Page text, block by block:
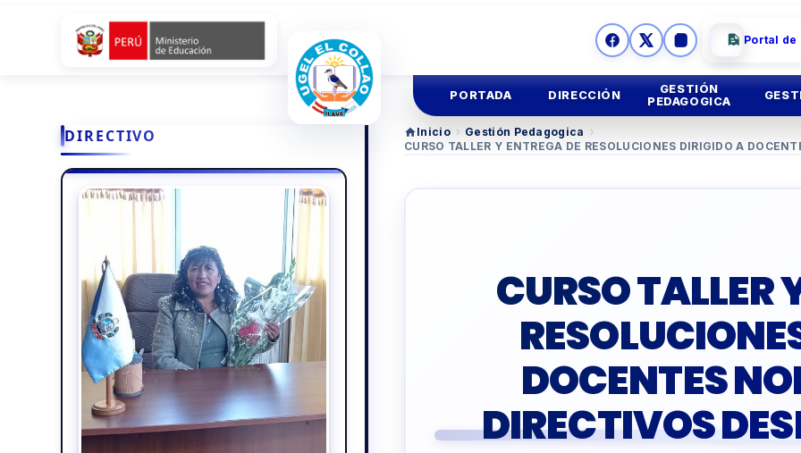
Portal
PORTADA DIRECCIÓN
Mision yVision
GESTIÓN
PEDAGOGICA
TUTORIA Y
EDUCACIÓN
TALLERDOCENTES
DIRECTIVO Inicio › Gestión Pedagogica ›
CURSO TALLER Y ENTREGA DE RESOLUCIONES DIRIGIDO A
CURSO TALLER
DOCENTES
DIRECTIVOS